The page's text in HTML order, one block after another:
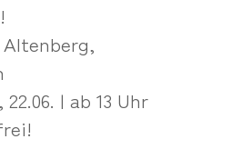
| ab 13 Uhr